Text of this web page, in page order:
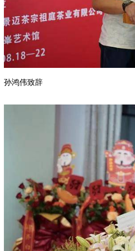
孙鸿伟致辞